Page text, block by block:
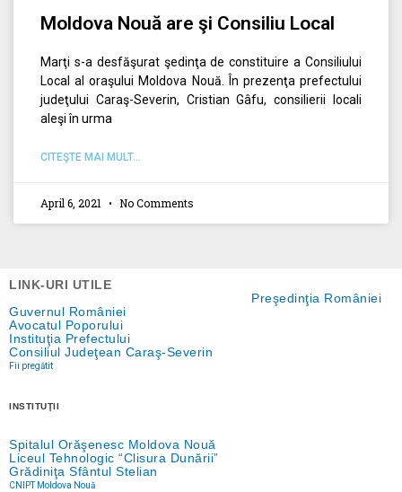
Moldova Nouă are şi Consiliu Local
Marţi s-a desfăşurat şedinţa de constituire a Consiliului
Local al oraşului Moldova Nouă. În prezenţa prefectului
judeţului Caraş-Severin, Cristian Gâfu, consilierii locali
aleşi în urma
CITEŞTE MAI MULT...
April 6, 2021 No Comments
LINK-URI UTILE
Preşedinţia României
Guvernul României
Avocatul Poporului
Instituţia Prefectului
Consiliul Judeţean Caraş-Severin
Fii pregătit
INSTITUŢII
Spitalul Orăşenesc Moldova Nouă
Liceul Tehnologic “Clisura Dunării”
Grădiniţa Sfântul Stelian
CNIPT Moldova Nouă